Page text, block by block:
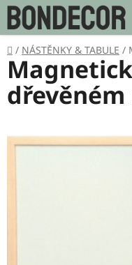
Přejít
na
obsah
Domů
/ NÁSTĚNKY & TABULE /